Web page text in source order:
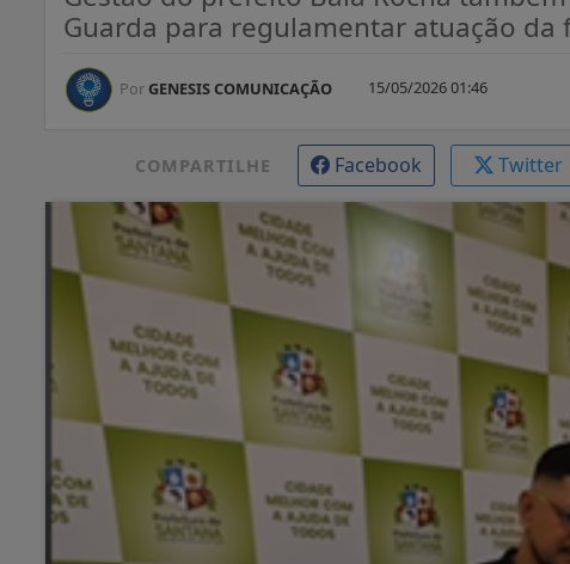
Guarda para regulamentar atuação da
Por GENESIS COMUNICAÇÃO 15/05/2026 01:46
COMPARTILHE Facebook Twitter